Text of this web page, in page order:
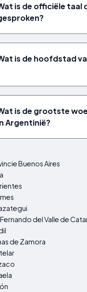
is de officiële taal
is de hoofdstad
is de grootste
Argentinië?
Buenos Aires
del Valle de
de Zamora